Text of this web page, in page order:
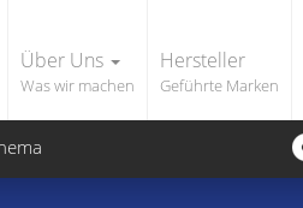
Über Uns
Was wir machen
Hersteller
Geführte Marken